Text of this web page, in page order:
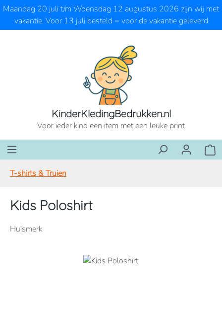
Ga naar de hoofdinhoud
Maandag 20 juli t/m Woensdag 12 augustus 2026 zijn wij met
vakantie. Voor 13 juli besteld = voor de vakantie geleverd
KinderKledingBedrukken.nl
Voor ieder kind een item met een leuke print
T-shirts & Truien
Kids Poloshirt
Huismerk
Afbeeldingengalerij overslaan